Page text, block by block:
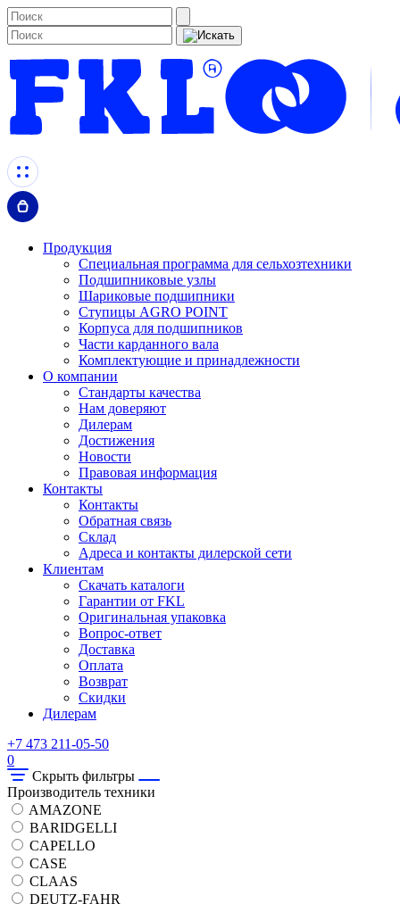
Продукция
Специальная программа для сельхозтехники
Подшипниковые узлы
Шариковые подшипники
Ступицы AGRO POINT
Корпуса для подшипников
Части карданного вала
Комплектующие и принадлежности
О компании
Стандарты качества
Нам доверяют
Дилерам
Достижения
Новости
Правовая информация
Контакты
Контакты
Обратная связь
Склад
Адреса и контакты дилерской сети
Клиентам
Скачать каталоги
Гарантии от FKL
Оригинальная упаковка
Вопрос-ответ
Доставка
Оплата
Возврат
Скидки
Дилерам
+7 473 211-05-50
0
Скрыть фильтры
Производитель техники
AMAZONE
BARIDGELLI
CAPELLO
CASE
CLAAS
DEUTZ-FAHR